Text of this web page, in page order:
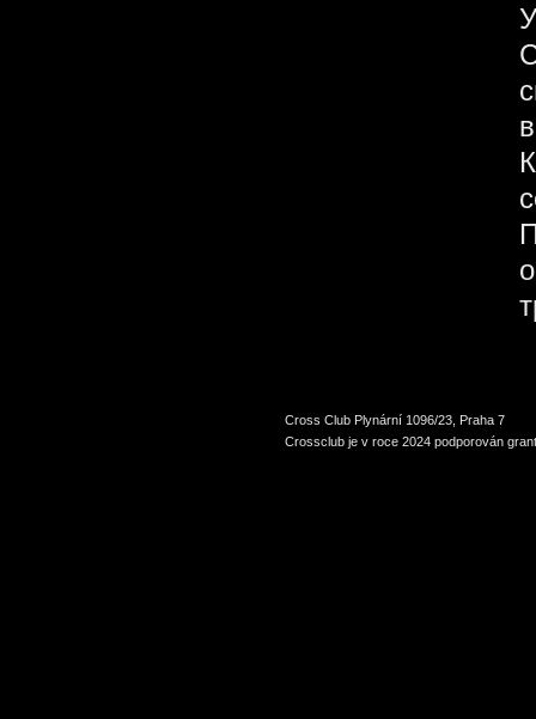
Cross Club Plynární 1096/23, Praha 7
Crossclub je v roce 2024 podporován